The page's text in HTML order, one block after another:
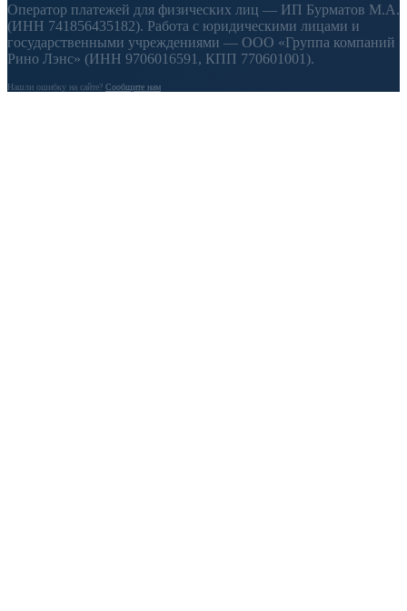
Оператор платежей для физических лиц — ИП Бурматов М.А.
(ИНН 741856435182). Работа с юридическими лицами и
государственными учреждениями — ООО «Группа компаний
Рино Лэнс» (ИНН 9706016591, КПП 770601001).
Нашли ошибку на сайте? Сообщите нам